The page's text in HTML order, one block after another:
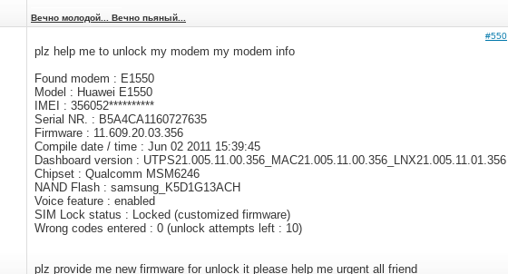
Вечно молодой... Вечно пьяный...
#550
plz help me to unlock my modem my modem info
Found modem : E1550
Model : Huawei E1550
IMEI : 356052**********
Serial NR. : B5A4CA1160727635
Firmware : 11.609.20.03.356
Compile date / time : Jun 02 2011 15:39:45
Dashboard version : UTPS21.005.11.00.356_MAC21.005.11.00.356_LNX21.005.11.01.356
Chipset : Qualcomm MSM6246
NAND Flash : samsung_K5D1G13ACH
Voice feature : enabled
SIM Lock status : Locked (customized firmware)
Wrong codes entered : 0 (unlock attempts left : 10)
plz provide me new firmware for unlock it please help me urgent all friend